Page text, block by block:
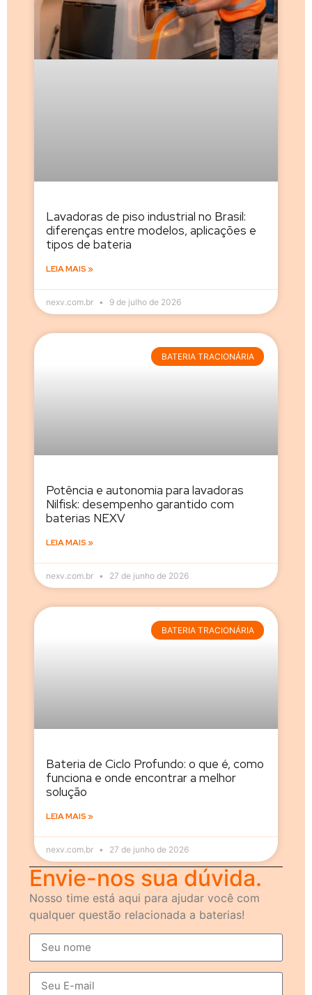
Lavadoras de piso industrial no Brasil:
diferenças entre modelos, aplicações e
tipos de bateria
LEIA MAIS »
nexv.com.br 9 de julho de 2026
BATERIA TRACIONÁRIA
Potência e autonomia para lavadoras
Nilfisk: desempenho garantido com
baterias NEXV
LEIA MAIS »
nexv.com.br 27 de junho de 2026
BATERIA TRACIONÁRIA
Bateria de Ciclo Profundo: o que é, como
funciona e onde encontrar a melhor
solução
LEIA MAIS »
nexv.com.br 27 de junho de 2026
Envie-nos sua dúvida.
Nosso time está aqui para ajudar você com
qualquer questão relacionada a baterias!